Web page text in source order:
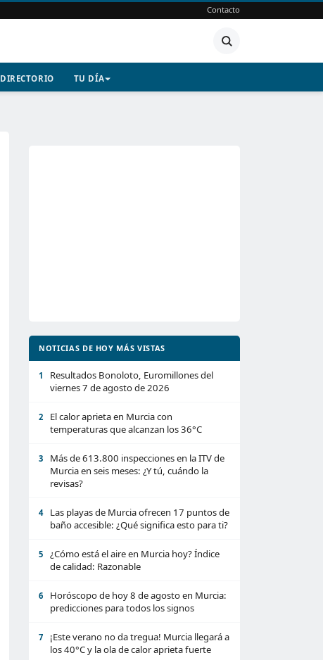
Contacto
DIRECTORIO TU DÍA
NOTICIAS DE HOY MÁS VISTAS
1
Resultados Bonoloto, Euromillones del
viernes 7 de agosto de 2026
2
El calor aprieta en Murcia con
temperaturas que alcanzan los 36°C
3
Más de 613.800 inspecciones en la ITV de
Murcia en seis meses: ¿Y tú, cuándo la
revisas?
4
Las playas de Murcia ofrecen 17 puntos de
baño accesible: ¿Qué significa esto para ti?
5
¿Cómo está el aire en Murcia hoy? Índice
de calidad: Razonable
6
Horóscopo de hoy 8 de agosto en Murcia:
predicciones para todos los signos
7
¡Este verano no da tregua! Murcia llegará a
los 40°C y la ola de calor aprieta fuerte